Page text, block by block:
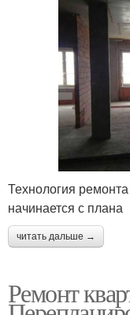
Технология
начинается с плана
читать дальше →
Ремонт